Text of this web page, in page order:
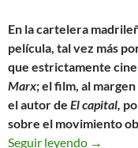
En la cartelera
película, tal vez más
que estrictamente
Marx; el film, al
el autor de El capital,
sobre el movimiento
Seguir leyendo
El joven
→